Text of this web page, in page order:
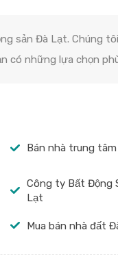
sản Đà Lạt. Chúng
có những lựa chọn
Bán nhà trung
Công ty Bất Động
Lạt
Mua bán nhà đất